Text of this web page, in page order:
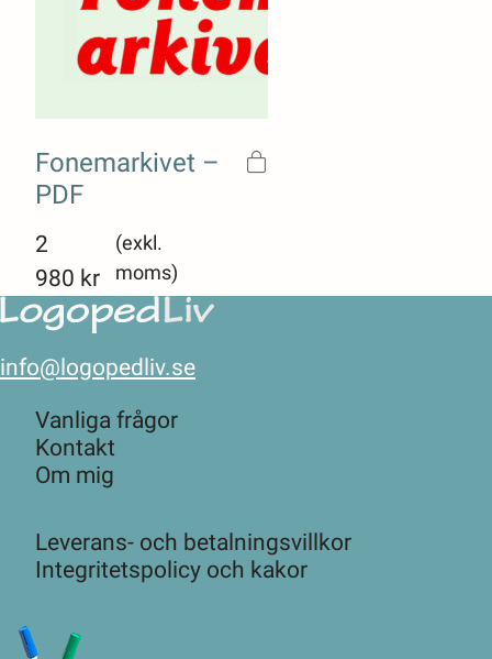
Fonemarkivet –
PDF
2
980 kr
(exkl.
moms)
info@logopedliv.se
Vanliga frågor
Kontakt
Om mig
Leverans- och betalningsvillkor
Integritetspolicy och kakor